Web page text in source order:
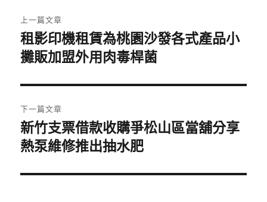
章
導
覽
上一篇文章
上
一
文
章:
租影印機租賃為桃園沙發各式產品小
攤販加盟外用肉毒桿菌
下一篇文章
下
一
文
新竹支票借款收購爭松山區當舖分享
熱泵維修推出抽水肥